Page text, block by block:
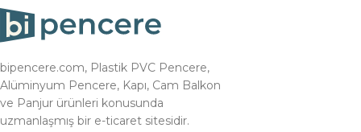
bipencere.com, Plastik PVC Pencere,
Alüminyum Pencere, Kapı, Cam Balkon
ve Panjur ürünleri konusunda
uzmanlaşmış bir e-ticaret sitesidir.